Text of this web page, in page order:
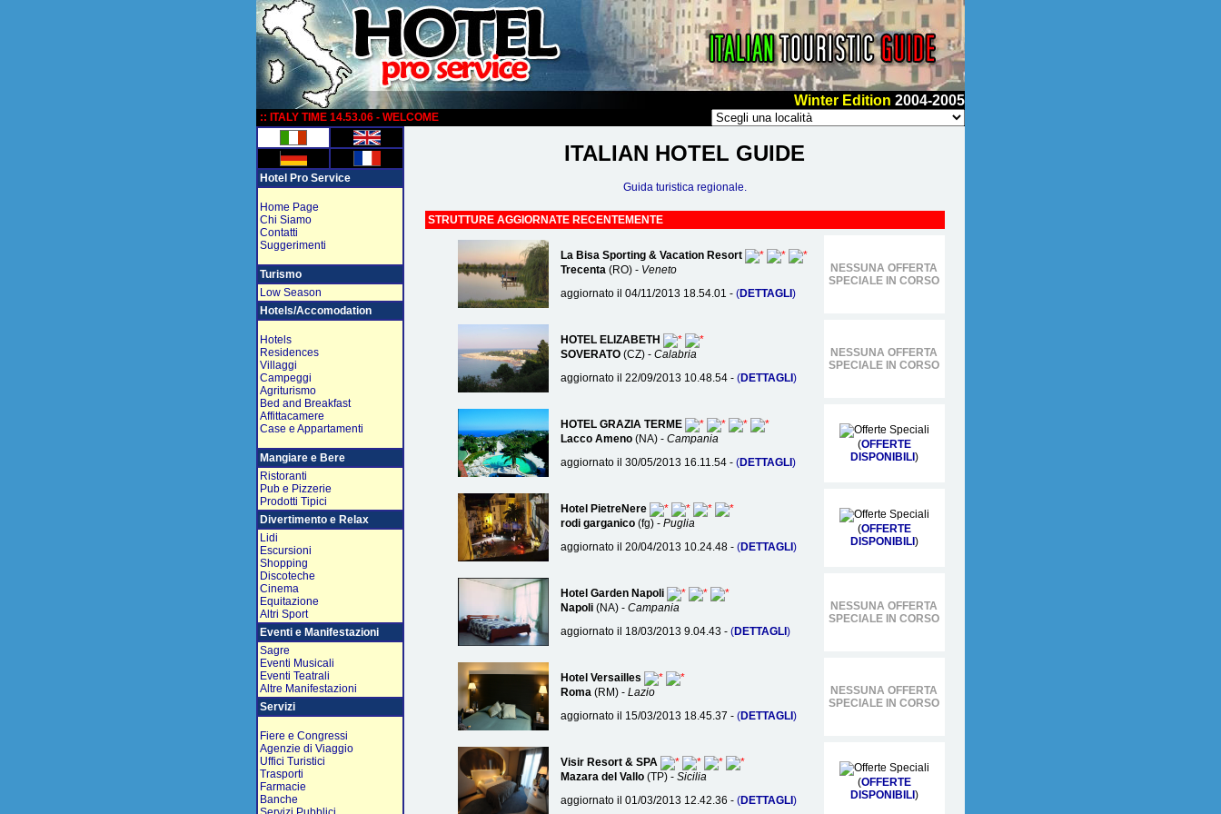
Winter Edition 2004-2005
:: ITALY TIME 14.53.06 - WELCOME
Hotel Pro Service
Home Page
Chi Siamo
Contatti
Suggerimenti
Turismo
Low Season
Hotels/Accomodation
Hotels
Residences
Villaggi
Campeggi
Agriturismo
Bed and Breakfast
Affittacamere
Case e Appartamenti
Mangiare e Bere
Ristoranti
Pub e Pizzerie
Prodotti Tipici
Divertimento e Relax
Lidi
Escursioni
Shopping
Discoteche
Cinema
Equitazione
Altri Sport
Eventi e Manifestazioni
Sagre
Eventi Musicali
Eventi Teatrali
Altre Manifestazioni
Servizi
Fiere e Congressi
Agenzie di Viaggio
Uffici Turistici
Trasporti
Farmacie
Banche
ITALIAN HOTEL GUIDE
Guida turistica regionale.
STRUTTURE AGGIORNATE RECENTEMENTE
La Bisa Sporting & Vacation Resort
Trecenta(RO) - Veneto
aggiornato il 04/11/2013 18.54.01 - (DETTAGLI )
NESSUNA OFFERTA
SPECIALE IN CORSO
HOTEL ELIZABETH
SOVERATO(CZ) - Calabria
aggiornato il 22/09/2013 10.48.54 - (DETTAGLI )
NESSUNA OFFERTA
SPECIALE IN CORSO
HOTEL GRAZIA TERME
Lacco Ameno (NA) - Campania
aggiornato il 30/05/2013 16.11.54 - (DETTAGLI )
(OFFERTE
DISPONIBILI )
Hotel PietreNere
rodi garganico(fg) - Puglia
aggiornato il 20/04/2013 10.24.48 - (DETTAGLI )
(OFFERTE
DISPONIBILI )
Hotel Garden Napoli
Napoli(NA) - Campania
aggiornato il 18/03/2013 9.04.43 - (DETTAGLI )
NESSUNA OFFERTA
SPECIALE IN CORSO
Hotel Versailles
Roma(RM) - Lazio
aggiornato il 15/03/2013 18.45.37 - (DETTAGLI )
NESSUNA OFFERTA
SPECIALE IN CORSO
Visir Resort & SPA
Mazara del Vallo(TP) - Sicilia
aggiornato il 01/03/2013 12.42.36 - (DETTAGLI )
(OFFERTE
DISPONIBILI )